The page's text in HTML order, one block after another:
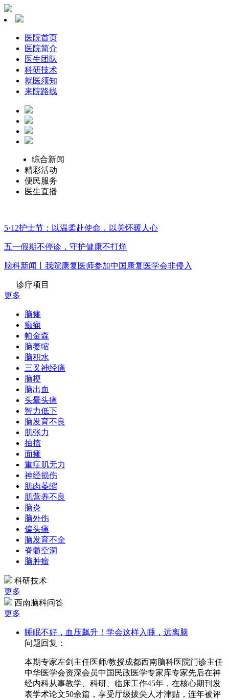
医院首页
医院简介
医生团队
科研技术
就医须知
来院路线
综合新闻
精彩活动
便民服务
医生直播
5·12护士节：以温柔赴使命，以关怀暖人心
五一假期不停诊，守护健康不打烊
脑科新闻丨我院康复医师参加中国康复医学会非侵入
诊疗项目
更多
脑瘫
癫痫
帕金森
脑萎缩
脑积水
三叉神经痛
脑梗
脑出血
头晕头痛
智力低下
脑发育不良
肌张力
抽搐
面瘫
重症肌无力
神经损伤
肌肉萎缩
肌营养不良
脑炎
脑外伤
偏头痛
脑发育不全
脊髓空洞
脑肿瘤
科研技术
更多
西南脑科问答
更多
睡眠不好，血压飙升！学会这样入睡，远离脑
问题回复：
本期专家左剑主任医师/教授成都西南脑科医院门诊主任
中华医学会资深会员中国民政医学专家库专家先后在神
经内科从事教学、科研、临床工作45年，在核心期刊发
表学术论文50余篇，享受厅级拔尖人才津贴，连年被评